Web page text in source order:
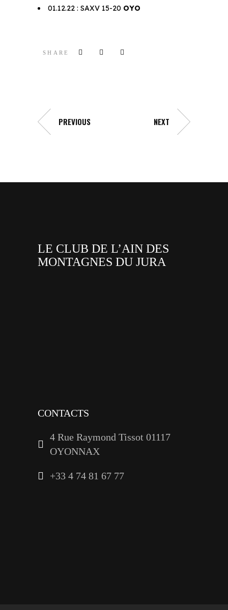
01.12.22 : SAXV 15-20 OYO
SHARE
PREVIOUS NEXT
LE CLUB DE L’AIN DES
MONTAGNES DU JURA
CONTACTS
4 Rue Raymond Tissot 01117
OYONNAX
+33 4 74 81 67 77